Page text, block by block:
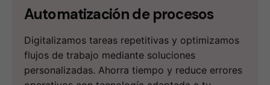
Automatizaciónde procesos
Digitalizamos tareas repetitivas y optimizamos
flujos de trabajo mediante soluciones
personalizadas. Ahorra tiempo y reduce errores